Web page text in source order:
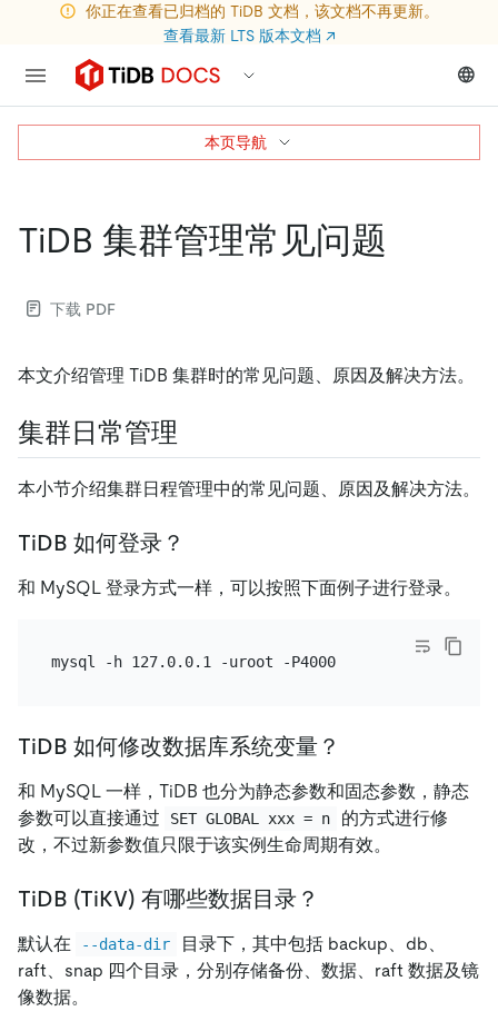
你正在查看已归档的 TiDB 文档，该文档不再更新。
查看最新 LTS 版本文档 ↗
TiDB 集群管理常见问题
下载 PDF
本文介绍管理 TiDB 集群时的常见问题、原因及解决方法。
集群日常管理
本小节介绍集群日程管理中的常见问题、原因及解决方法。
TiDB 如何登录？
和 MySQL 登录方式一样，可以按照下面例子进行登录。
mysql -h 127.0.0.1 -uroot -P4000
TiDB 如何修改数据库系统变量？
和 MySQL 一样，TiDB 也分为静态参数和固态参数，静态
参数可以直接通过
SET GLOBAL xxx = n
的方式进行修
改，不过新参数值只限于该实例生命周期有效。
TiDB (TiKV) 有哪些数据目录？
默认在 --data-dir
目录下，其中包括 backup、db、
raft、snap 四个目录，分别存储备份、数据、raft 数据及镜
像数据。
本页导航